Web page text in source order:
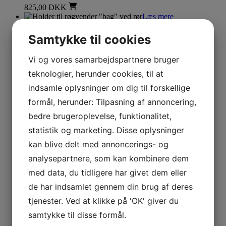
825,00 DKK
Læs mere
Reservedele til Ecoteck pilleovne
Holder til røgvender “bag” ved rør
225,00DKK
Læs mere
Reservedele til Ecoteck pilleovne
Bundkort Natural 11
2.810,00DKK
Læs mere
Reservedele til Ecoteck pilleovne
Motor snegl 2 RPM
1.288,00DKK
Samtykke til cookies
Vi og vores samarbejdspartnere bruger
teknologier, herunder cookies, til at
indsamle oplysninger om dig til forskellige
formål, herunder: Tilpasning af annoncering,
bedre brugeroplevelse, funktionalitet,
statistik og marketing. Disse oplysninger
kan blive delt med annoncerings- og
analysepartnere, som kan kombinere dem
med data, du tidligere har givet dem eller
de har indsamlet gennem din brug af deres
tjenester. Ved at klikke på 'OK' giver du
samtykke til disse formål.